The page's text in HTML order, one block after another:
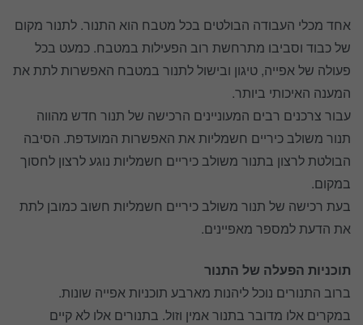
אחד מכלי העבודה הבולטים בכל מטבח הוא התנור. לתנור מקום
של כבוד וסביבו מתרחשת רוב הפעילות במטבח. כמעט בכל
פעולה של אפייה, טיגון ובישול לתנור במטבח האפשרות לתת את
המענה האיכותי ביותר.
עבור צרכנים רבים המעוניינים הרכישה של תנור חדש מהווה
תנור משולב כיריים חשמליות את האפשרות המועדפת. הסיבה
הבולטת לרצון בתנור משולב כיריים חשמליות נוגע לרצון לחסוך
במקום.
בעת רכישה של תנור משולב כיריים חשמליות חשוב כמובן לתת
את הדעת למספר מאפיינים.
תוכניות הפעלה של התנור
ברוב התנורים נוכל ליהנות מארבע תוכניות אפייה שונות.
במקרים אלו מדובר בתנור אמין וזול. בתנורים אלו לא קיים